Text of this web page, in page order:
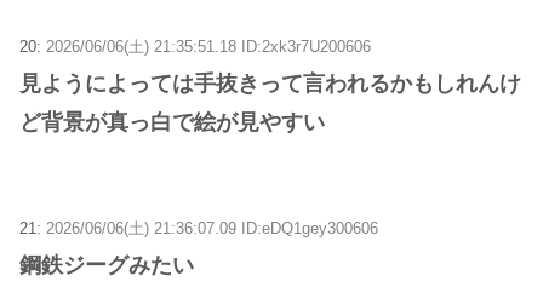
20: 2026/06/06(土) 21:35:51.18 ID:2xk3r7U200606
見ようによっては手抜きって言われるかもしれんけ
ど背景が真っ白で絵が見やすい
21: 2026/06/06(土) 21:36:07.09 ID:eDQ1gey300606
鋼鉄ジーグみたい